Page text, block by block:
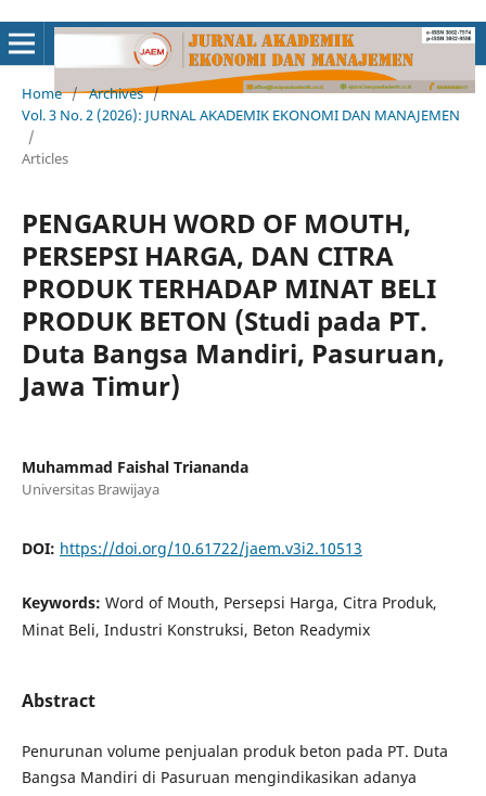
Home / Archives /
Vol. 3 No. 2 (2026): JURNAL AKADEMIK EKONOMI DAN MANAJEMEN
/
Articles
PENGARUH WORD OF MOUTH,
PERSEPSI HARGA, DAN CITRA
PRODUK TERHADAP MINAT BELI
PRODUK BETON (Studi pada PT.
Duta Bangsa Mandiri, Pasuruan,
Jawa Timur)
Muhammad Faishal Triananda
Universitas Brawijaya
DOI: https://doi.org/10.61722/jaem.v3i2.10513
Keywords: Word of Mouth, Persepsi Harga, Citra Produk,
Minat Beli, Industri Konstruksi, Beton Readymix
Abstract
Penurunan volume penjualan produk beton pada PT. Duta
Bangsa Mandiri di Pasuruan mengindikasikan adanya